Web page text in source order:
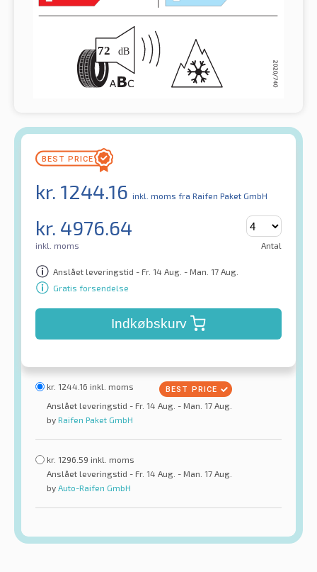
kr. 1244.16 inkl. moms fra Raifen Paket GmbH
kr. 4976.64
inkl. moms Antal
Anslået leveringstid - Fr. 14 Aug. - Man. 17 Aug.
Gratis forsendelse
Indkøbskurv
kr. 1244.16 inkl. moms
Anslået leveringstid - Fr. 14 Aug. - Man. 17 Aug.
by Raifen Paket GmbH
kr. 1296.59 inkl. moms
Anslået leveringstid - Fr. 14 Aug. - Man. 17 Aug.
by Auto-Raifen GmbH